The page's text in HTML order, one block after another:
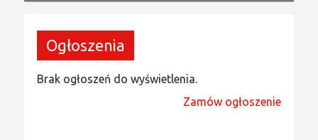
Ogłoszenia
Brak ogłoszeń do wyświetlenia.
Zamów ogłoszenie